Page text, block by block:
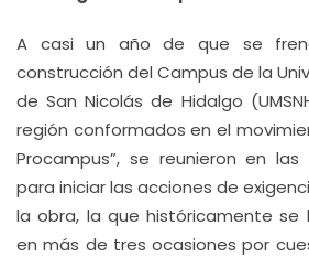
A casi un año de que se
construcción del Campus de la
de San Nicolás de Hidalgo
región conformados en el
Procampus”, se reunieron en
para iniciar las acciones de
la obra, la que históricamente se
en más de tres ocasiones por